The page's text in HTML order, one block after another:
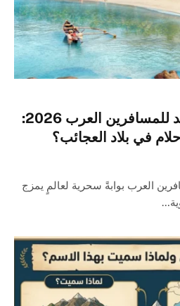
دليل السياحة في الهند للمسافرين العرب 2026:
في بلاد العجائب؟
العرب بوابةً سحرية لعالمٍ يمزج